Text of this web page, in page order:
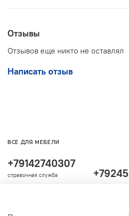
Отзывы
Отзывов еще никто не оставлял
Написать отзыв
+79142740307
справочная служба
ВСЕ ДЛЯ МЕБЕЛИ